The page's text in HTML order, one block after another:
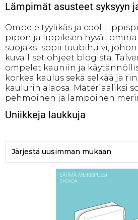
Lämpimät asusteet syksyyn
Ompele tyylikäs ja cool
pipon ja lippiksen hyvät
suojaksi sopii tuubihuivi, johon
kuvalliset ohjeet blogista.
ompelet kauniin ja
korkea kaulus sekä selkää ja
kaulurin alaosa. Materiaaliksi
pehmoinen ja lämpöinen
Uniikkeja laukkuja